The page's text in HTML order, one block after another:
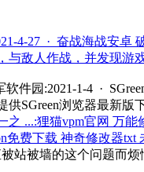
4-27 · 奋战海战安卓
敌人作战，并发现游
件园:2021-1-4 ·
SGreen浏览器最新版下
...:狸猫vpm官网 万
免费下载 神奇修改器
站被墙的这个问题而